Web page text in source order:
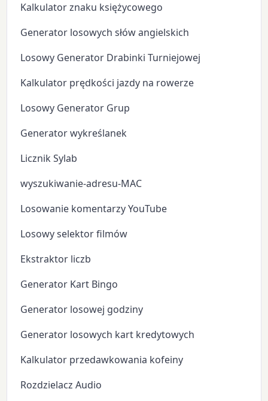
Kalkulator znaku księżycowego
Generator losowych słów angielskich
Losowy Generator Drabinki Turniejowej
Kalkulator prędkości jazdy na rowerze
Losowy Generator Grup
Generator wykreślanek
Licznik Sylab
wyszukiwanie-adresu-MAC
Losowanie komentarzy YouTube
Losowy selektor filmów
Ekstraktor liczb
Generator Kart Bingo
Generator losowej godziny
Generator losowych kart kredytowych
Kalkulator przedawkowania kofeiny
Rozdzielacz Audio